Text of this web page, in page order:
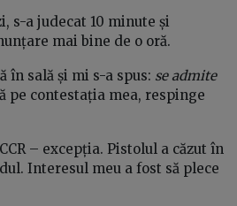
s-a judecat 10 minute și
mai bine de o oră.
în sală și mi s-a spus: se admite
pe contestația mea, respinge
– excepția. Pistolul a căzut în
Interesul meu a fost să plece